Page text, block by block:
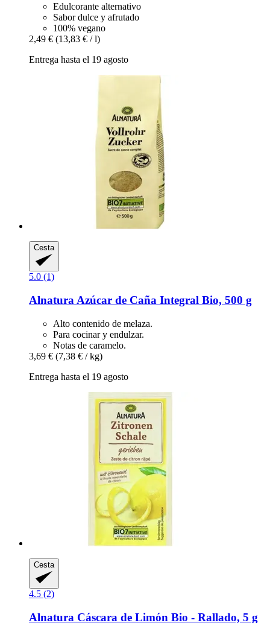
Edulcorante alternativo
Sabor dulce y afrutado
100% vegano
2,49 € (13,83 € / l)
Entrega hasta el 19 agosto
Cesta
5.0 (1)
Alnatura Azúcar de Caña Integral Bio, 500 g
Alto contenido de melaza.
Para cocinar y endulzar.
Notas de caramelo.
3,69 € (7,38 € / kg)
Entrega hasta el 19 agosto
Cesta
4.5 (2)
Alnatura Cáscara de Limón Bio -​ Rallado, 5 g